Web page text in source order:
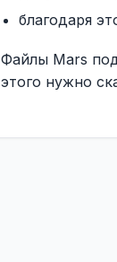
благодаря
Файлы Mars
этого нужно